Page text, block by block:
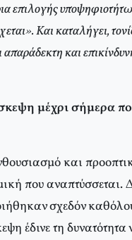
επιλογής
Και καταλήγει,
και
μέχρι σήμερα
και
που
σχεδόν
έδινε τη